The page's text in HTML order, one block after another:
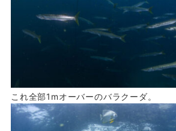
これ全部1mオーバーのバラクーダ。